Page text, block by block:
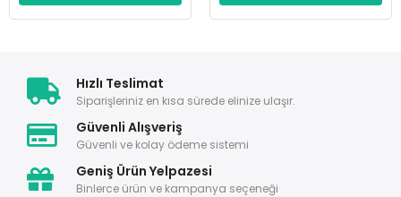
Hızlı Teslimat
Siparişleriniz en kısa sürede elinize ulaşır.
Güvenli Alışveriş
Güvenli ve kolay ödeme sistemi
Geniş Ürün Yelpazesi
Binlerce ürün ve kampanya seçeneği